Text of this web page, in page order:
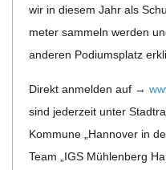
D
S
C
H
wir in die­sem Jahr als
me­ter sam­meln wer­den
ande­ren Podi­ums­platz
Direkt anmel­den auf →
sind jeder­zeit unter
Kom­mune „Han­no­ver in
Team „IGS Müh­len­berg